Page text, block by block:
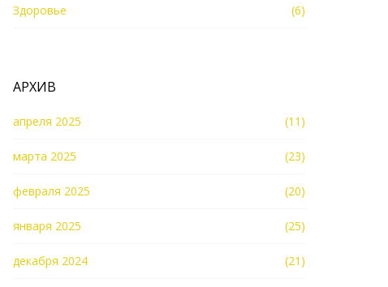
Здоровье (6)
АРХИВ
апреля 2025 (11)
марта 2025 (23)
февраля 2025 (20)
января 2025 (25)
декабря 2024 (21)